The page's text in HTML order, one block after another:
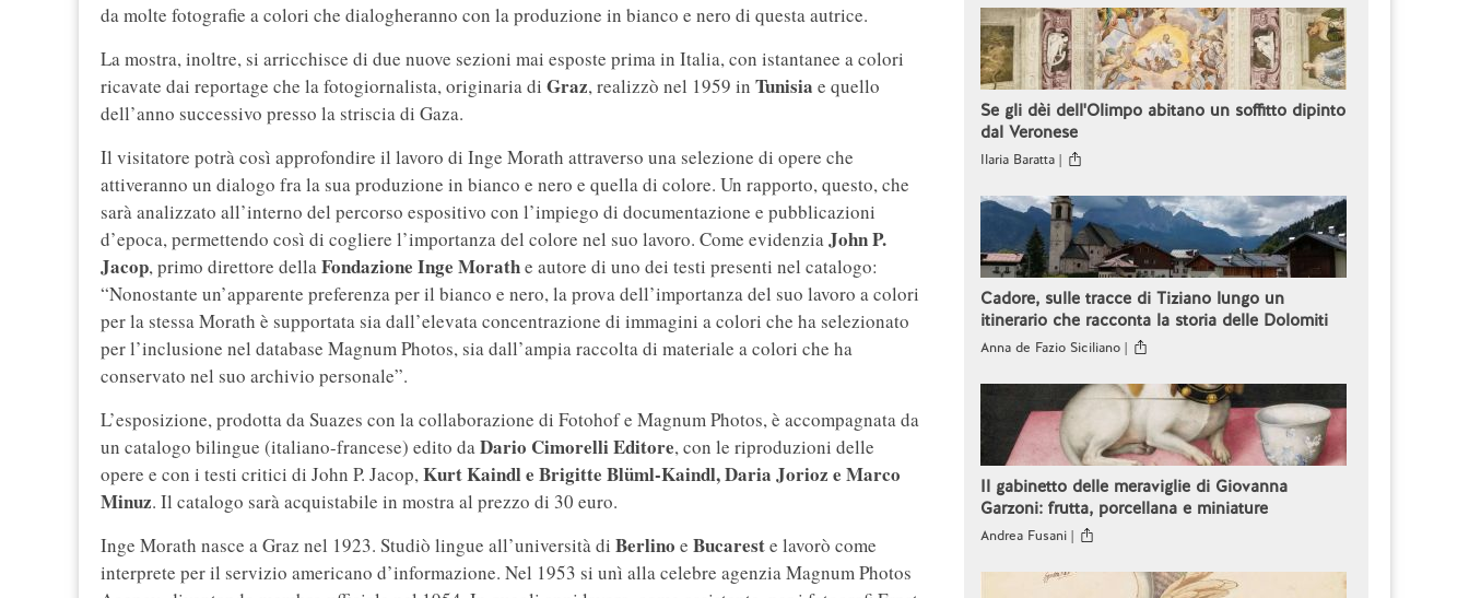
da molte fotografie a colori che dialogheranno con la produzione in bianco e nero di questa autrice.
La mostra, inoltre, si arricchisce di due nuove sezioni mai esposte prima in Italia, con istantanee a colori
ricavate dai reportage che la fotogiornalista, originaria di Graz, realizzò nel 1959 in Tunisia e quello
dell’anno successivo presso la striscia di Gaza.
Il visitatore potrà così approfondire il lavoro di Inge Morath attraverso una selezione di opere che
attiveranno un dialogo fra la sua produzione in bianco e nero e quella di colore. Un rapporto, questo, che
sarà analizzato all’interno del percorso espositivo con l’impiego di documentazione e pubblicazioni
d’epoca, permettendo così di cogliere l’importanza del colore nel suo lavoro. Come evidenziaJohn P.
Jacop, primo direttore dellaFondazione Inge Morathe autore di uno dei testi presenti nel catalogo:
“Nonostante un’apparente preferenza per il bianco e nero, la prova dell’importanza del suo lavoro a colori
per la stessa Morath è supportata sia dall’elevata concentrazione di immagini a colori che ha selezionato
per l’inclusione nel database Magnum Photos, sia dall’ampia raccolta di materiale a colori che ha
conservato nel suo archivio personale”.
L’esposizione, prodotta da Suazes con la collaborazione di Fotohof e Magnum Photos, è accompagnata da
un catalogo bilingue (italiano-francese) edito daDario Cimorelli Editore, con le riproduzioni delle
opere e con i testi critici di John P. Jacop,Kurt Kaindl e Brigitte Blüml-Kaindl, Daria Jorioz e Marco
Minuz. Il catalogo sarà acquistabile in mostra al prezzo di 30 euro.
Inge Morath nasce a Graz nel 1923. Studiò lingue all’università di Berlino e Bucareste lavorò come
interprete per il servizio americano d’informazione. Nel 1953 si unì alla celebre agenzia Magnum Photos
Se gli dèi dell'Olimpo abitano un soffitto dipinto
dal Veronese
Ilaria Baratta |
Cadore, sulle tracce di Tiziano lungo un
itinerario che racconta la storia delle Dolomiti
Anna de Fazio Siciliano |
Il gabinetto delle meraviglie di Giovanna
Garzoni: frutta, porcellana e miniature
Andrea Fusani |